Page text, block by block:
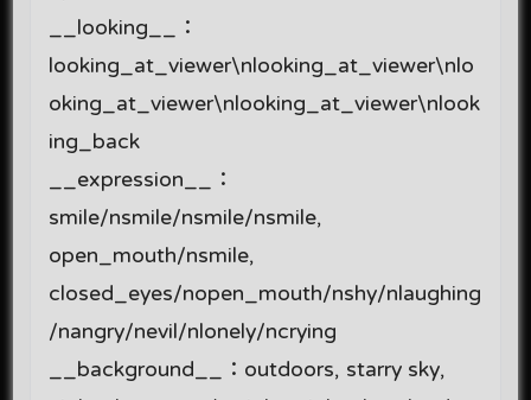
__looking__：
looking_at_viewer\nlooking_at_viewer\nlo
oking_at_viewer\nlooking_at_viewer\nlook
ing_back
__expression__：
smile/nsmile/nsmile/nsmile,
open_mouth/nsmile,
closed_eyes/nopen_mouth/nshy/nlaughing
/nangry/nevil/nlonely/ncrying
__background__：outdoors, starry sky,